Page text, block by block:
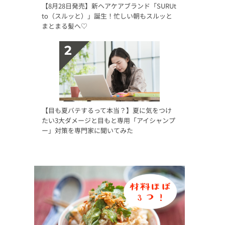
【8月28日発売】新ヘアケアブランド「SURUt
to（スルッと）」誕生！忙しい朝もスルッと
まとまる髪へ♡
【目も夏バテするって本当？】夏に気をつけ
たい3大ダメージと目もと専用「アイシャンプ
ー」対策を専門家に聞いてみた